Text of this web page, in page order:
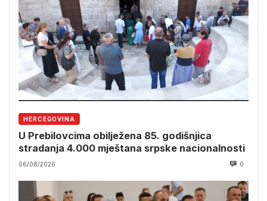
HERCEGOVINA
U Prebilovcima obilježena 85. godišnjica
stradanja 4.000 mještana srpske nacionalnosti
06/08/2026 0